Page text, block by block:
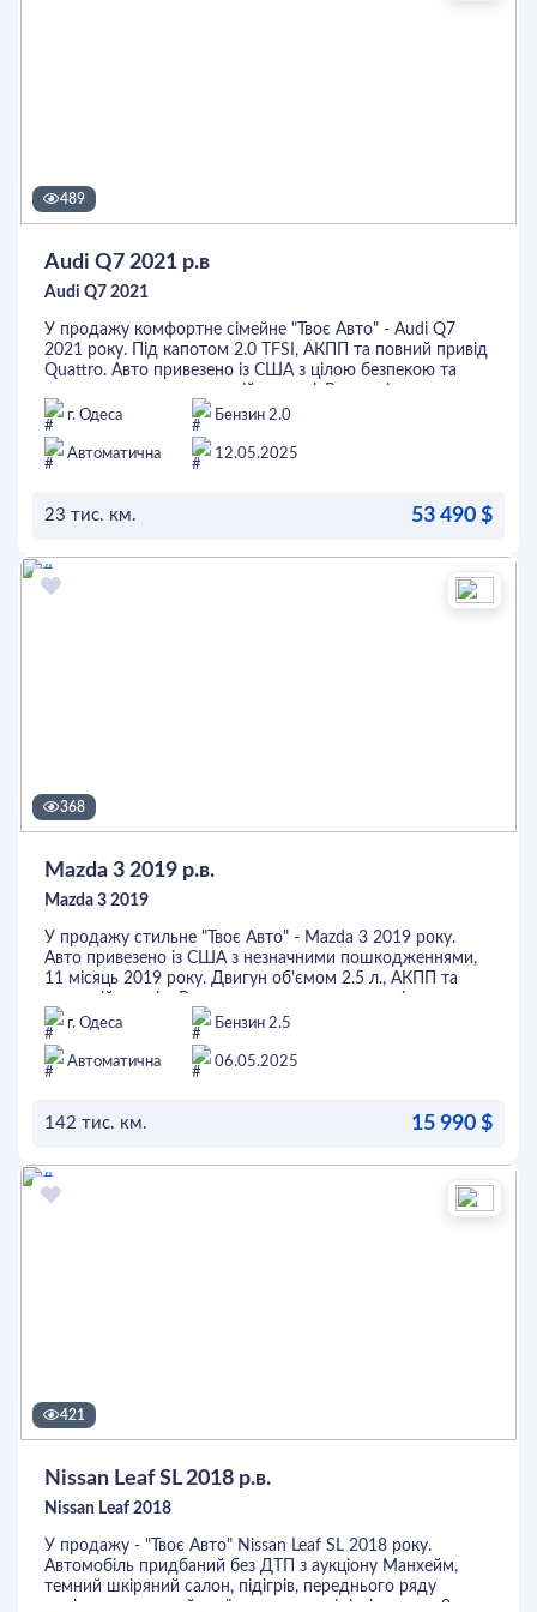
489
Audi Q7 2021 р.в
Audi Q7 2021
У продажу комфортне сімейне "Твоє Авто" - Audi Q7
2021 року. Під капотом 2.0 TFSI, АКПП та повний привід
Quattro. Авто привезено із США з цілою безпекою та
пошкодженнями по задній частині. В салоні темна
шкіра, електропривід передніх сидінь, підігрів всіх сидінь
та керма, вентиляція переднього ряду, датчик світла,
адаптивний круїз-контроль, 4-зонний клімат-контроль,
музика Bang&Olufsen, система контролю сліпих зон,
автомобіль можна перевірити на будь-якому СТО.
програмою трейд-ін або за готівку. Придивись, можливо
саме це - Твоє Авто
г. Одеса Бензин 2.0
Автоматична 12.05.2025
23 тис. км. 53 490 $
ОСТАВИТЬ ЗАЯВКУ
368
Mazda 3 2019 р.в.
Mazda 3 2019
У продажу стильне "Твоє Авто" - Mazda 3 2019 року.
Авто привезено із США з незначними пошкодженнями,
11 місяць 2019 року. Двигун об'ємом 2.5 л., АКПП та
витрата палива, технічний стан не вимагає вкладень. В
салоні світла шкіра, 2-зонний клімат-контроль,
адаптивний круїз-контроль, утримання в смузі, сліпі
зони, музика Bose, пам'ять водійського сидіння,
іншого. Перед покупкою автомобіль можна перевірити
кредит або лізинг.
г. Одеса Бензин 2.5
Автоматична 06.05.2025
142 тис. км. 15 990 $
ОСТАВИТЬ ЗАЯВКУ
421
Nissan Leaf SL 2018 р.в.
Nissan Leaf 2018
У продажу - "Твоє Авто" Nissan Leaf SL 2018 року.
Автомобіль придбаний без ДТП з аукціону Манхейм,
темний шкіряний салон, підігрів, переднього ряду
сидінь, адаптивний круїз-контроль, підігрів керма, 2-